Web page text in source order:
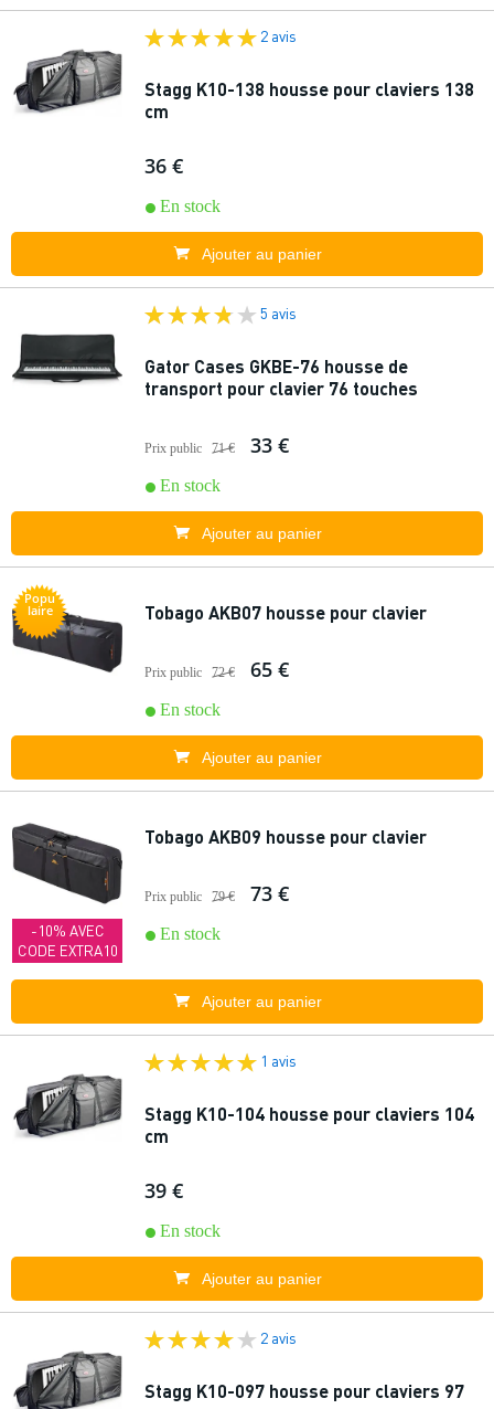
2 avis
Stagg K10-138 housse pour claviers 138
cm
36 €
En stock
Ajouter au panier
5 avis
Gator Cases GKBE-76 housse de
transport pour clavier 76 touches
Prix public 71 € 33 €
En stock
Ajouter au panier
Popu
laire Tobago AKB07 housse pour clavier
Prix public 72 € 65 €
En stock
Ajouter au panier
-10% AVEC
CODE EXTRA10
Tobago AKB09 housse pour clavier
Prix public 79 € 73 €
En stock
Ajouter au panier
1 avis
Stagg K10-104 housse pour claviers 104
cm
39 €
En stock
Ajouter au panier
2 avis
Stagg K10-097 housse pour claviers 97